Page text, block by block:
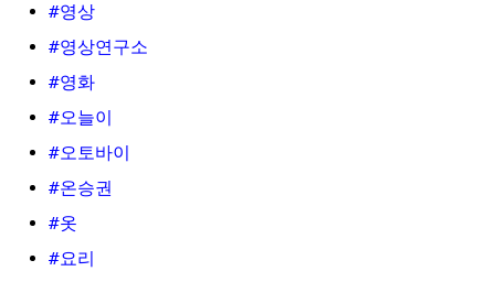
#영상
#영상연구소
#영화
#오늘이
#오토바이
#온승권
#옷
#요리